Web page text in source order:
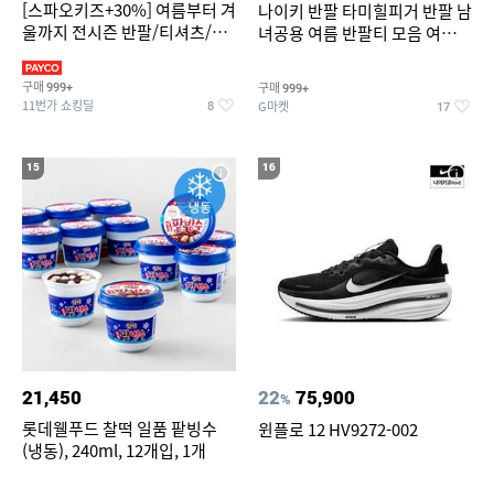
[스파오키즈+30%] 여름부터 겨
울까지 전시즌 반팔/티셔츠/셋
구매 999+
11번가 쇼킹딜 8
나이키 반팔 타미힐피거 반팔 남
녀공용 여름 반팔티 모음 여름
구매 999+
G마켓 17
15
21,450
롯데웰푸드 찰떡 일품 팥빙수
(냉동), 240ml, 12개입, 1개
16
22% 75,900
윈플로 12 HV9272-002